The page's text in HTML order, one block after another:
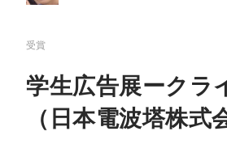
受賞
学生広告展ークラ
（日本電波塔株式